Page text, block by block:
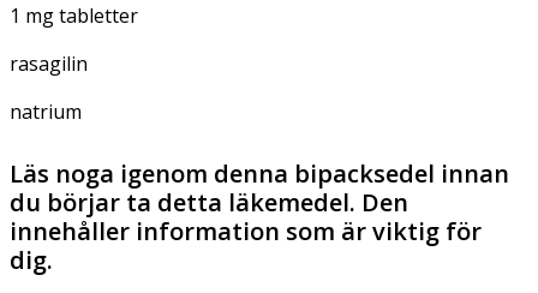
1 mg tabletter
rasagilin
natrium
Läs noga igenom denna bipacksedel innan
du börjar ta detta läkemedel. Den
innehåller information som är viktig för
dig.